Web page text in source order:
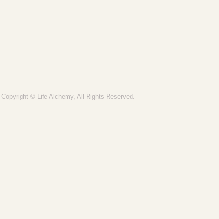
Copyright © Life Alchemy, All Rights Reserved.